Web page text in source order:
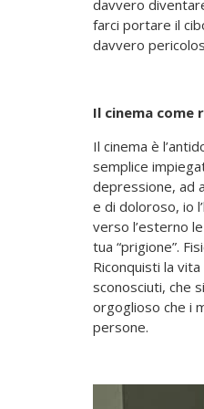
davvero
farci portare il
davvero
Il cinema come
Il cinema è
semplice
depressione, ad
e di doloroso, io
verso l’esterno
tua “prigione”.
Riconquisti la
sconosciuti, che
orgoglioso che i
persone.